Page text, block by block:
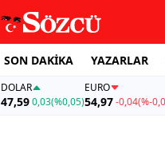
SON DAKİKA YAZARLAR
DOLAR
47,590,03(%0,05)
EURO
54,97 -0,04(%-